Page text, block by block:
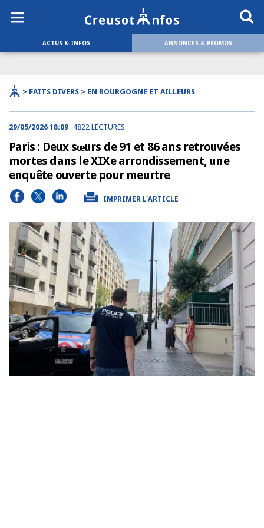
ACTUS & INFOS ANNONCES & PROMOS
> FAITS DIVERS > EN BOURGOGNE ET AILLEURS
29/05/2026 18:09 4822 LECTURES
Paris : Deux sœurs de 91 et 86 ans retrouvées
mortes dans le XIXe arrondissement, une
enquête ouverte pour meurtre
IMPRIMER L'ARTICLE